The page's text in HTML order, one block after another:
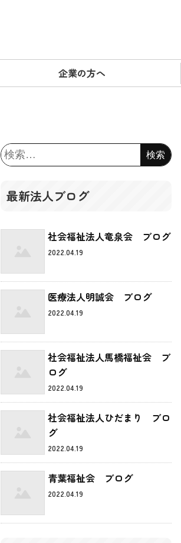
企業の方へ
検
索:
最新法人ブログ
社会福祉法人竜泉会 ブログ
2022.04.19
医療法人明誠会 ブログ
2022.04.19
社会福祉法人馬橋福祉会 ブ
ログ
2022.04.19
社会福祉法人ひだまり ブロ
グ
2022.04.19
青葉福祉会 ブログ
2022.04.19